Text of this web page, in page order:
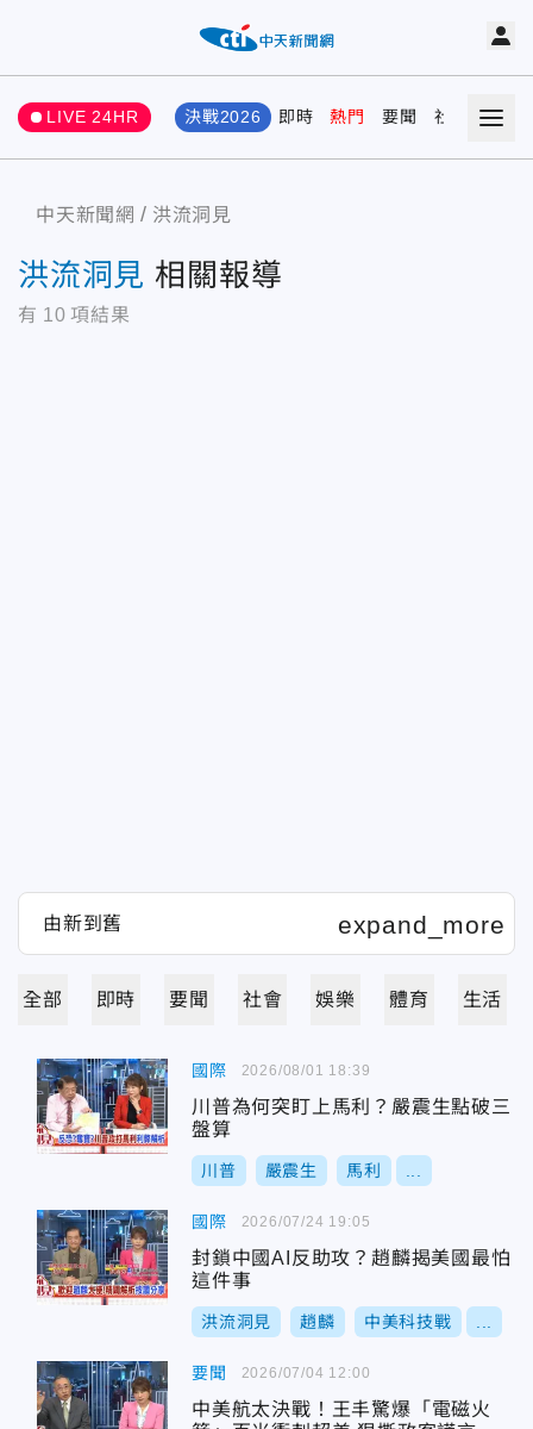
LIVE 24HR 決戰2026 即時 熱門 要聞 社會 娛樂
中天新聞網 洪流洞見
洪流洞見 相關報導
有 10 項結果
全部 即時 要聞 社會 娛樂 體育 生活
國際
川普為何突盯上馬利？嚴震生點破三
盤算
川普 嚴震生 馬利
2026/08/01 18:39
國際
封鎖中國AI反助攻？趙麟揭美國最怕
這件事
洪流洞見 趙麟 中美科技戰
2026/07/24 19:05
要聞
中美航太決戰！王丰驚爆「電磁火
2026/07/04 12:00